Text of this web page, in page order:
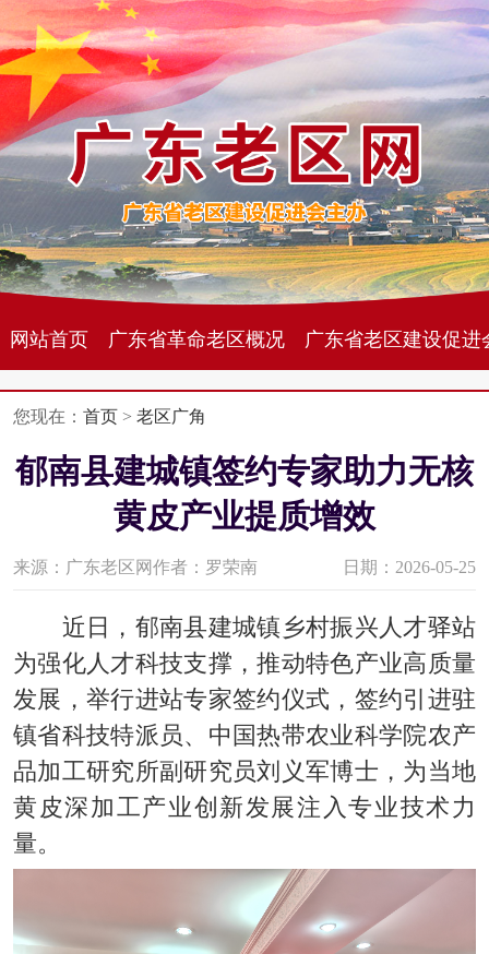
网站首页 广东省革命老区概况 广东省老区建设促进
您现在： 首页> 老区广角
郁南县建城镇签约专家助力无核
黄皮产业提质增效
来源：广东老区网作者：罗荣南 日期：2026-05-25
近日，郁南县建城镇乡村振兴人才驿站
为强化人才科技支撑，推动特色产业高质量
发展，举行进站专家签约仪式，签约引进驻
镇省科技特派员、中国热带农业科学院农产
品加工研究所副研究员刘义军博士，为当地
黄皮深加工产业创新发展注入专业技术力
量。